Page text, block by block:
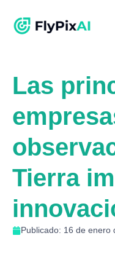
Las
Tierra
Publicado: 16 de enero